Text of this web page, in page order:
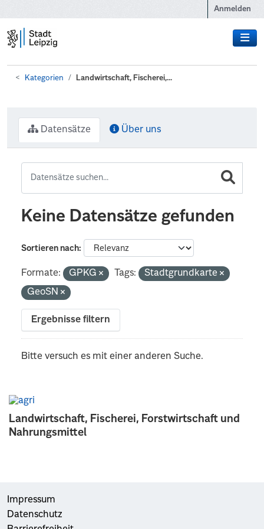
Anmelden
Kategorien Landwirtschaft, Fischerei,...
Landwirtschaft, Fischerei, Forstwirtschaft und
Nahrungsmittel
Datensätze Über uns
Keine Datensätze gefunden
Sortieren nach
Formate: GPKG Tags:
Stadtgrundkarte
GeoSN
Ergebnisse filtern
Bitte versuch es mit einer anderen Suche.
Impressum
Datenschutz